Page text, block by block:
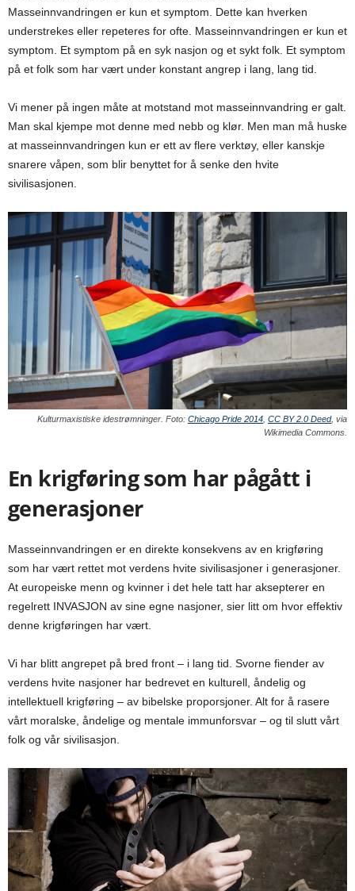
Masseinnvandringen er kun et symptom. Dette kan hverken
understrekes eller repeteres for ofte. Masseinnvandringen er kun et
symptom. Et symptom på en syk nasjon og et sykt folk. Et symptom
på et folk som har vært under konstant angrep i lang, lang tid.
Vi mener på ingen måte at motstand mot masseinnvandring er galt.
Man skal kjempe mot denne med nebb og klør. Men man må huske
at masseinnvandringen kun er ett av flere verktøy, eller kanskje
snarere våpen, som blir benyttet for å senke den hvite
sivilisasjonen.
Kulturmaxistiske idestrømninger. Foto: Chicago Pride 2014 CC BY 2.0 Deed, via
Wikimedia Commons.
En krigføring som har pågått i
generasjoner
Masseinnvandringen er en direkte konsekvens av en krigføring
som har vært rettet mot verdens hvite sivilisasjoner i generasjoner.
At europeiske menn og kvinner i det hele tatt har aksepterer en
regelrett INVASJON av sine egne nasjoner, sier litt om hvor effektiv
denne krigføringen har vært.
Vi har blitt angrepet på bred front – i lang tid. Svorne fiender av
verdens hvite nasjoner har bedrevet en kulturell, åndelig og
intellektuell krigføring – av bibelske proporsjoner. Alt for å rasere
vårt moralske, åndelige og mentale immunforsvar – og til slutt vårt
folk og vår sivilisasjon.